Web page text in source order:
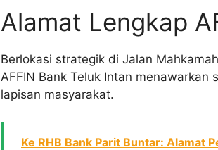
Alamat Lengkap
Berlokasi strategik di Jalan
AFFIN Bank Teluk Intan
lapisan masyarakat.
Ke RHB Bank Parit Buntar: Alamat